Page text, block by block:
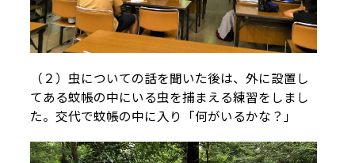
（２）虫についての話を聞いた後は、外に設置し
てある蚊帳の中にいる虫を捕まえる練習をしまし
た。交代で蚊帳の中に入り「何がいるかな？」